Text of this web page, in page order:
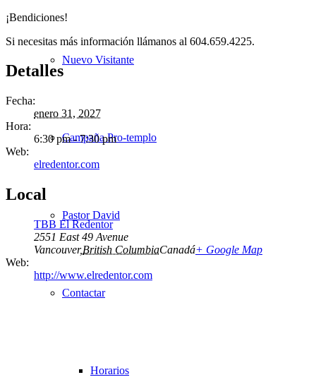
Nuevo Visitante
Campaña Pro-templo
Pastor David
Contactar
Horarios
¡Bendiciones!
Si necesitas más información llámanos al 604.659.4225.
Detalles
Fecha:
enero 31, 2027
Hora:
6:30 pm - 7:30 pm
Web:
elredentor.com
Local
TBB El Redentor
2551 East 49 Avenue
Vancouver,British ColumbiaCanadá+ Google Map
Web:
http://www.elredentor.com